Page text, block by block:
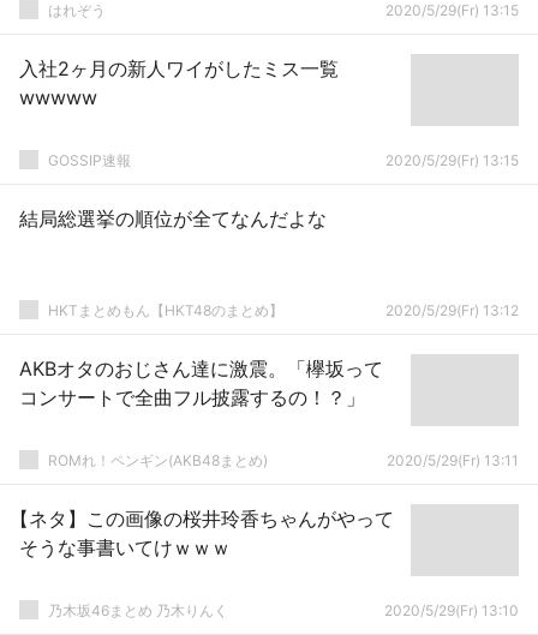
はれぞう 2020/5/29(Fr) 13:15
入社2ヶ月の新人ワイがしたミス一覧
wwwww
GOSSIP速報 2020/5/29(Fr) 13:15
結局総選挙の順位が全てなんだよな
HKTまとめもん【HKT48のまとめ】 2020/5/29(Fr) 13:12
AKBオタのおじさん達に激震。「欅坂って
コンサートで全曲フル披露するの！？」
ROMれ！ペンギン(AKB48まとめ) 2020/5/29(Fr) 13:11
【ネタ】この画像の桜井玲香ちゃんがやって
そうな事書いてけｗｗｗ
乃木坂46まとめ 乃木りんく 2020/5/29(Fr) 13:10